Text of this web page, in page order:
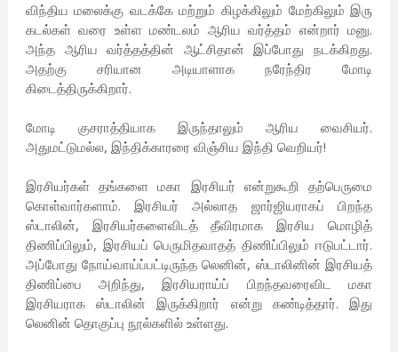
விந்திய மலைக்கு வடக்கே மற்றும் கிழக்கிலும் மேற்கிலும் இரு
கடல்கள் வரை உள்ள மண்டலம் ஆரிய வர்த்தம் என்றார் மனு.
அந்த ஆரிய வர்த்தத்தின் ஆட்சிதான் இப்போது நடக்கிறது.
அதற்கு சரியான அடியாளாக நரேந்திர மோடி
கிடைத்திருக்கிறார்.
மோடி குசராத்தியாக இருந்தாலும் ஆரிய வைசியர்.
அதுமட்டுமல்ல, இந்திக்காரரை விஞ்சிய இந்தி வெறியர்!
இரசியர்கள் தங்களை மகா இரசியர் என்றுகூறி தற்பெருமை
கொள்வார்களாம். இரசியர் அல்லாத ஜார்ஜியராகப் பிறந்த
ஸ்டாலின், இரசியர்களைவிடத் தீவிரமாக இரசிய மொழித்
திணிப்பிலும், இரசியப் பெருமிதவாதத் திணிப்பிலும் ஈடுபட்டார்.
அப்போது நோய்வாய்ப்பட்டிருந்த லெனின், ஸ்டாலினின் இரசியத்
திணிப்பை அறிந்து, இரசியராய்ப் பிறந்தவரைவிட மகா
இரசியராக ஸ்டாலின் இருக்கிறார் என்று கண்டித்தார். இது
லெனின் தொகுப்பு நூல்களில் உள்ளது.